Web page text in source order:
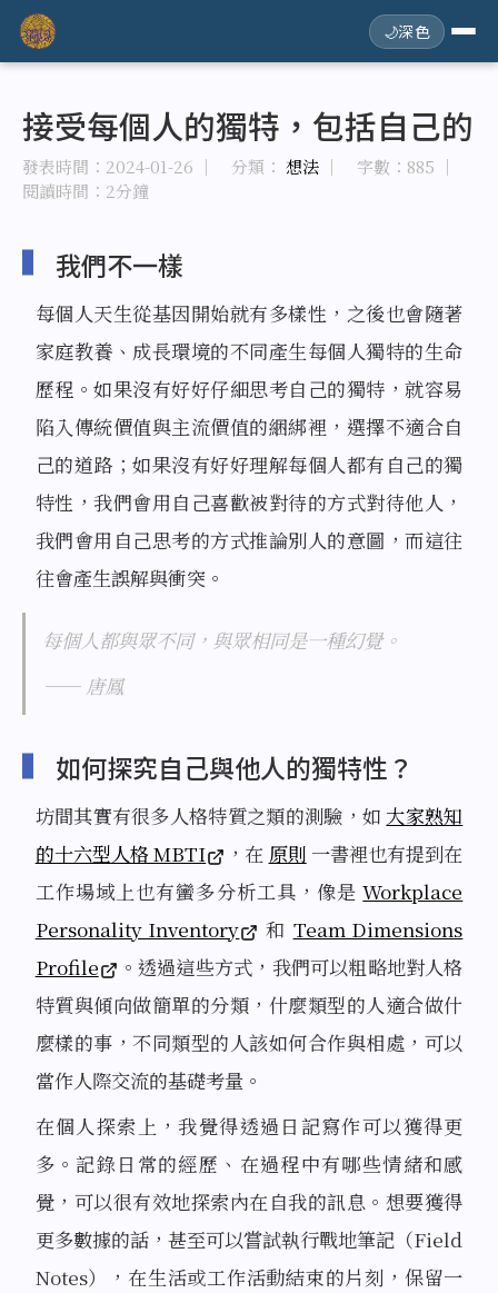
🌙深色
接受每個人的獨特，包括自己的
發表時間： 2024-01-26 ｜ 分類： 想法 ｜ 字數：885 ｜
閱讀時間：2分鐘
我們不一樣
每個人天生從基因開始就有多樣性，之後也會隨著
家庭教養、成長環境的不同產生每個人獨特的生命
歷程。如果沒有好好仔細思考自己的獨特，就容易
陷入傳統價值與主流價值的綑綁裡，選擇不適合自
己的道路；如果沒有好好理解每個人都有自己的獨
特性，我們會用自己喜歡被對待的方式對待他人，
我們會用自己思考的方式推論別人的意圖，而這往
往會產生誤解與衝突。
每個人都與眾不同，與眾相同是一種幻覺。
—— 唐鳳
如何探究自己與他人的獨特性？
坊間其實有很多人格特質之類的測驗，如 大家熟知
的十六型人格 MBTI
，在 原則 一書裡也有提到在
工作場域上也有蠻多分析工具，像是Workplace
Personality Inventory
和 Team Dimensions
Profile
。透過這些方式，我們可以粗略地對人格
特質與傾向做簡單的分類，什麼類型的人適合做什
麼樣的事，不同類型的人該如何合作與相處，可以
當作人際交流的基礎考量。
在個人探索上，我覺得透過日記寫作可以獲得更
多。記錄日常的經歷、在過程中有哪些情緒和感
覺，可以很有效地探索內在自我的訊息。想要獲得
更多數據的話，甚至可以嘗試執行戰地筆記（Field
Notes），在生活或工作活動結束的片刻，保留一